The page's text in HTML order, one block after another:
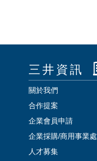
三井資訊
關於我們
合作提案
企業會員申請
企業採購/商用事業處
人才募集